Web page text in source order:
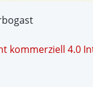
kommerziell 4.0